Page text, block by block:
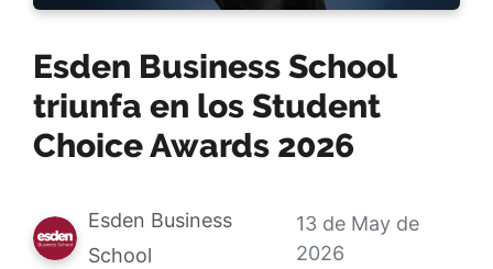
Esden Business School
triunfa en los Student
Choice Awards 2026
Esden Business
School
13 de May de
2026